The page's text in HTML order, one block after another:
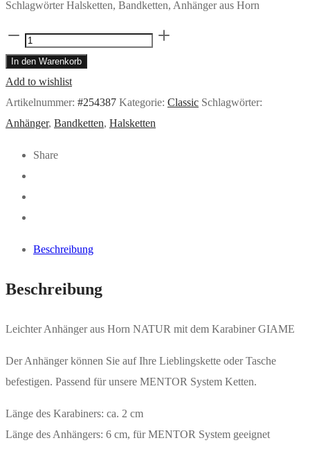
Schlagwörter Halsketten, Bandketten, Anhänger aus Horn
Anhänger
BlUME
DES
LEBENS
Menge
In den Warenkorb
Add to wishlist
Artikelnummer: #254387 Kategorie: Classic Schlagwörter:
Anhänger, Bandketten, Halsketten
Share
Beschreibung
Beschreibung
Leichter Anhänger aus Horn NATUR mit dem Karabiner GIAME
Der Anhänger können Sie auf Ihre Lieblingskette oder Tasche
befestigen. Passend für unsere MENTOR System Ketten.
Länge des Karabiners: ca. 2 cm
Länge des Anhängers: 6 cm, für MENTOR System geeignet